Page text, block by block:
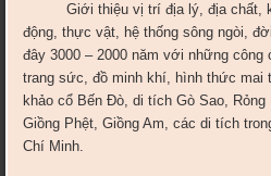
Giới thiệu vị trí địa lý, địa chất,
động, thực vật, hệ thống sông ngòi,
đây 3000 – 2000 năm với những công
trang sức, đồ minh khí, hình thức
khảo cổ Bến Đò, di tích Gò Sao, Rỏng
Giồng Phệt, Giồng Am, các di tích
Chí Minh.